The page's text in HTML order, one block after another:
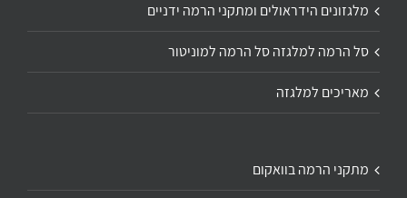
מלגזונים הידראולים ומתקני הרמה ידניים
סל הרמה למלגזה סל הרמה למוניטור
מאריכים למלגזה
מתקני הרמה בוואקום